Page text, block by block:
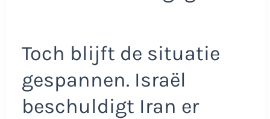
Toch blijft de situatie
gespannen. Israël
beschuldigt Iran er